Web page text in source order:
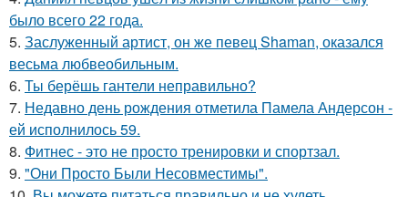
было всего 22 года.
5. Заслуженный артист, он же певец Shaman, оказался
весьма любвеобильным.
6. Ты берёшь гантели неправильно?
7. Недавно день рождения отметила Памела Андерсон -
ей исполнилось 59.
8. Фитнес - это не просто тренировки и спортзал.
9. "Они Просто Были Несовместимы".